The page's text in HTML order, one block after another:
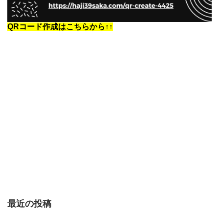
QRコード作成はこちらから↑↑
最近の投稿